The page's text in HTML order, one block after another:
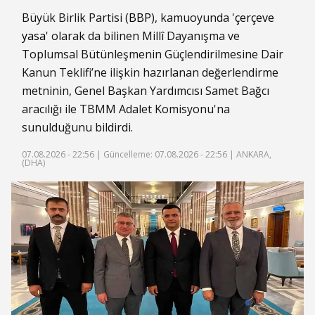
Büyük Birlik Partisi (BBP), kamuoyunda 'çerçeve
yasa' olarak da bilinen Millî Dayanışma ve
Toplumsal Bütünleşmenin Güçlendirilmesine Dair
Kanun Teklifi’ne ilişkin hazırlanan değerlendirme
metninin, Genel Başkan Yardımcısı Samet Bağcı
aracılığı ile TBMM Adalet Komisyonu'na
sunulduğunu bildirdi.
07.08.2026 - 22:56 | Güncelleme: 07.08.2026 - 22:56 | ANKARA,
(DHA)